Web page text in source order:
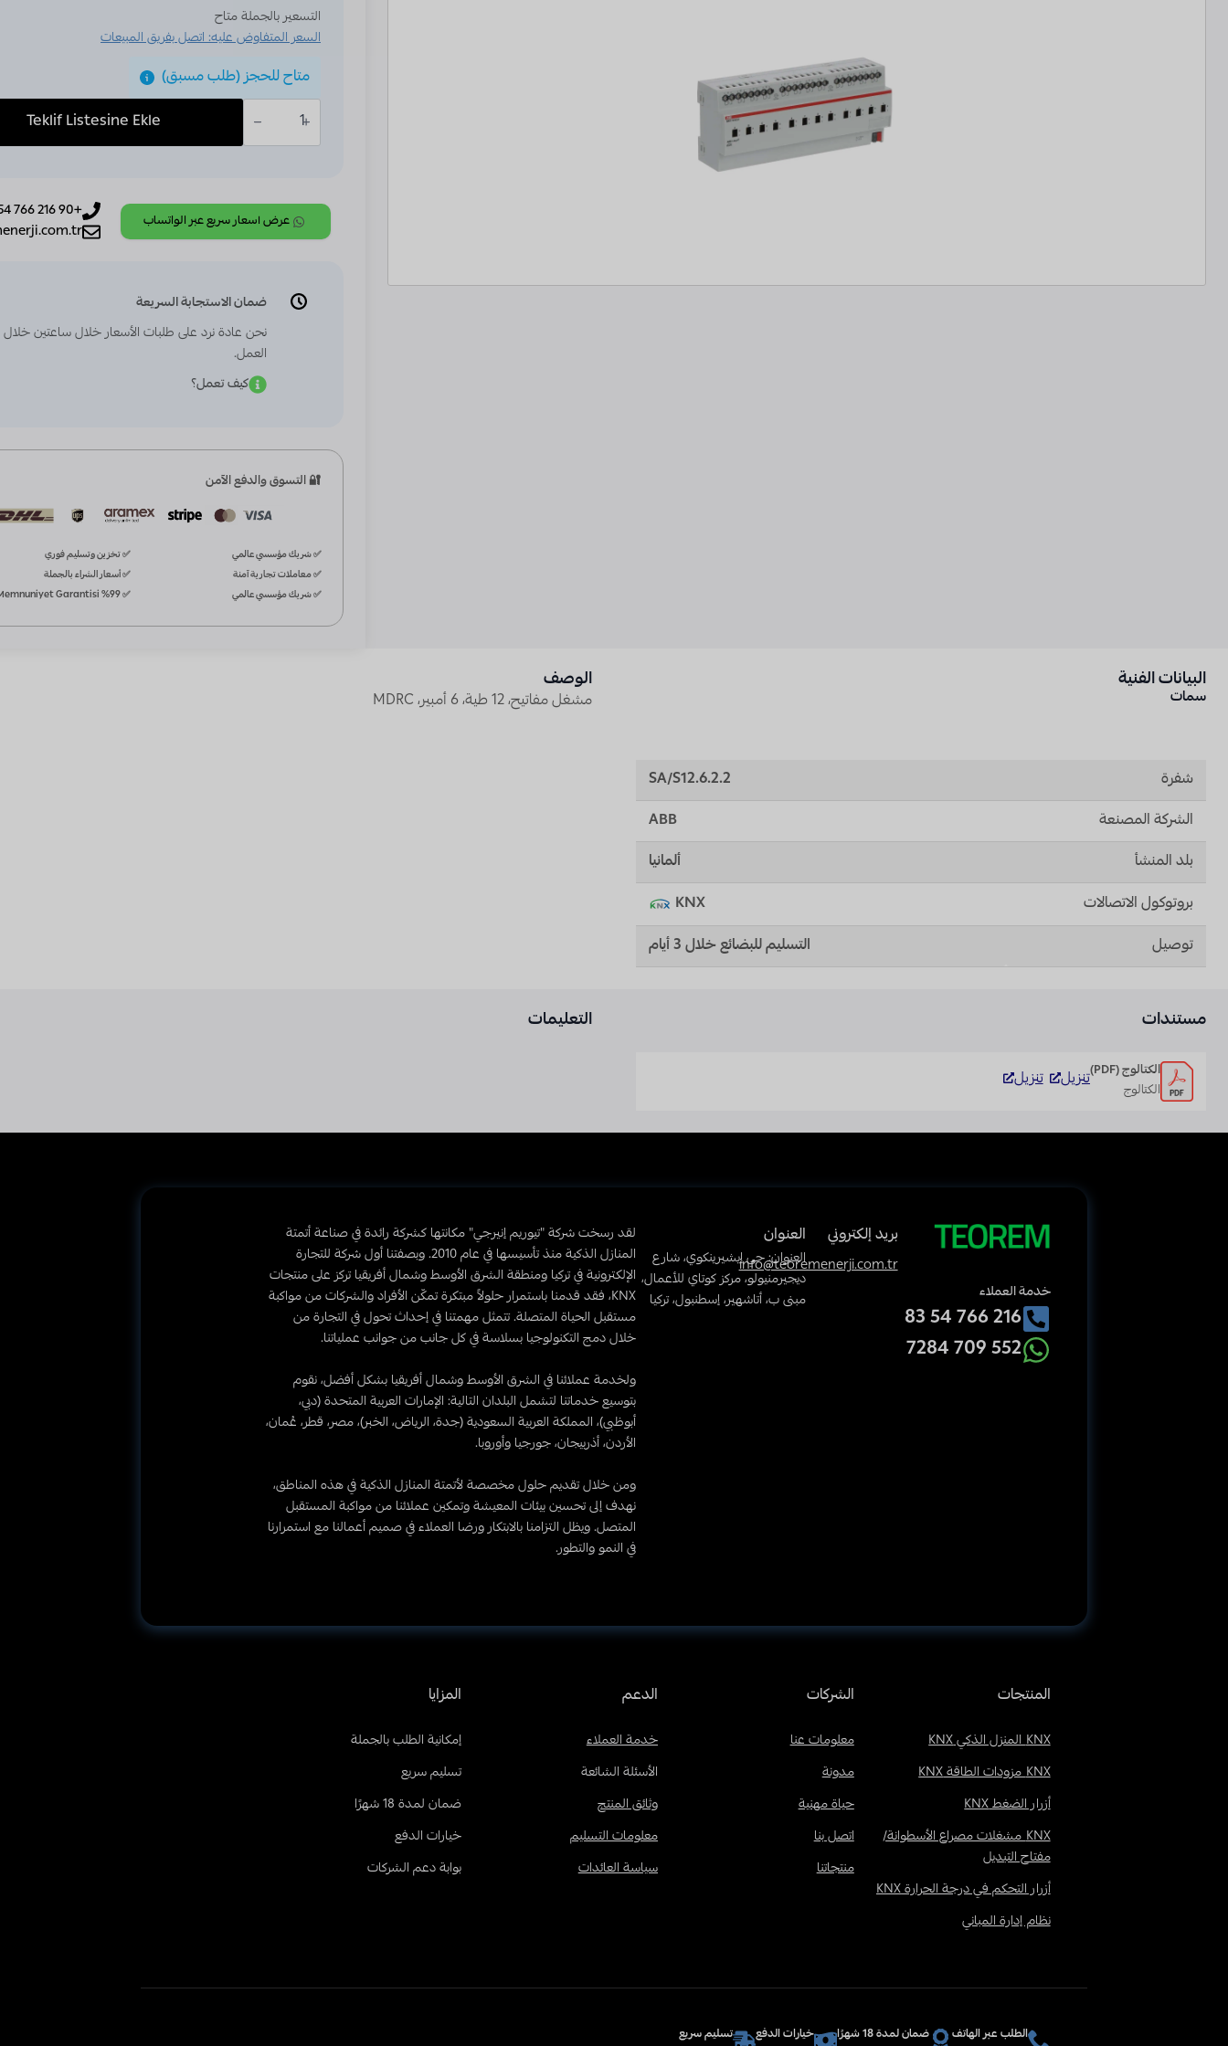
مستندات
الكتالوج (PDF)
الكتالوج
تنزيل تنزيل
التعليمات
البيانات الفنية
سمات
شفرة
SA/S12.6.2.2
الشركة المصنعة
ABB
بلد المنشأ
ألمانيا
بروتوكول الاتصالات
KNX
توصيل
التسليم للبضائع خلال 3 أيام
الوصف
مشغل مفاتيح، 12 طية، 6 أمبير، MDRC
التسعير بالجملة متاح
السعر المتفاوض عليه: اتصل بفريق المبيعات
متاح للحجز (طلب مسبق)
كمية
ABB,
KNX,
[SA/S12.6.2.2],
fold,
A,
Teklif Listesine Ekle
عرض أسعار سريع عبر الواتساب
+90 216 766 54 83
ضمان الاستجابة السريعة
نحن عادة نرد على طلبات الأسعار خلال ساعتين
العمل.
كيف تعمل؟
🔐 التسوق والدفع الآمن
✅ شريك مؤسسي عالمي
✅ تخزين وتسليم فوري
✅ معاملات تجارية آمنة
✅ أسعار الشراء بالجملة
✅ شريك مؤسسي عالمي
✅ %99 Memnuniyet Garantisi
خدمة العملاء
216 766 54 83
552 709 7284
بريد إلكتروني
info@teoremenerji.com.tr
العنوان
العنوان: حي إيشيرينكوي، شارع
ديجيرمنيولو، مركز كوتاي للأعمال،
مبنى ب، أتاشهير، إسطنبول، تركيا
لقد رسخت شركة "تيوريم إنيرجي" مكانتها كشركة رائدة في صناعة أتمتة
المنازل الذكية منذ تأسيسها في عام 2010. وبصفتنا أول شركة للتجارة
الإلكترونية في تركيا ومنطقة الشرق الأوسط وشمال أفريقيا تركز على منتجات
KNX، فقد قدمنا باستمرار حلولاً مبتكرة تمكّن الأفراد والشركات من مواكبة
مستقبل الحياة المتصلة. تتمثل مهمتنا في إحداث تحول في التجارة من
خلال دمج التكنولوجيا بسلاسة في كل جانب من جوانب عملياتنا.
ولخدمة عملائنا في الشرق الأوسط وشمال أفريقيا بشكل أفضل، نقوم
بتوسيع خدماتنا لتشمل البلدان التالية: الإمارات العربية المتحدة (دبي،
أبوظبي)، المملكة العربية السعودية (جدة، الرياض، الخبر)، مصر، قطر، عُمان،
الأردن، أذربيجان، جورجيا وأوروبا.
ومن خلال تقديم حلول مخصصة لأتمتة المنازل الذكية في هذه المناطق،
نهدف إلى تحسين بيئات المعيشة وتمكين عملائنا من مواكبة المستقبل
المتصل. ويظل التزامنا بالابتكار ورضا العملاء في صميم أعمالنا مع استمرارنا
في النمو والتطور.
المنتجات
KNX المنزل الذكي KNX
KNX مزودات الطاقة KNX
أزرار الضغط KNX
KNX مشغلات مصراع الأسطوانة/
مفتاح التبديل
أزرار التحكم في درجة الحرارة KNX
نظام إدارة المباني
الشركات
معلومات عنا
مدونة
حياة مهنية
اتصل بنا
منتجاتنا
الدعم
خدمة العملاء
الأسئلة الشائعة
وثائق المنتج
معلومات التسليم
سياسة العائدات
المزايا
إمكانية الطلب بالجملة
تسليم سريع
ضمان لمدة 18 شهرًا
خيارات الدفع
بوابة دعم الشركات
الطلب عبر الهاتف ضمان لمدة 18 شهرًا خيارات الدفع تسليم سريع